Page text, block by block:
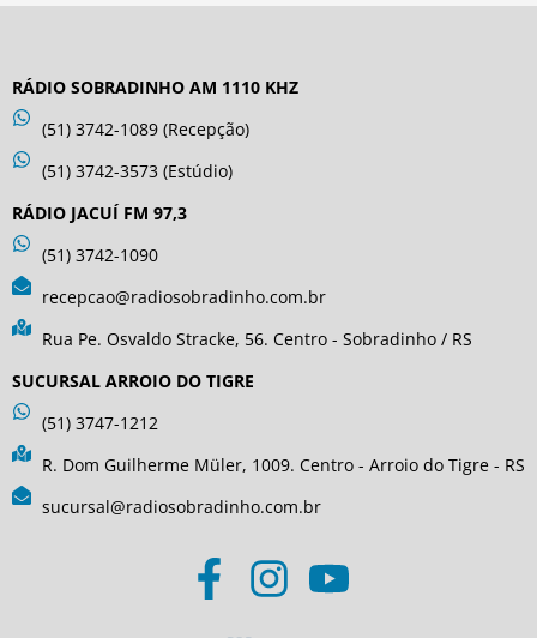
RÁDIO SOBRADINHO AM 1110 KHZ
(51) 3742-1089 (Recepção)
(51) 3742-3573 (Estúdio)
RÁDIO JACUÍ FM 97,3
(51) 3742-1090
recepcao@radiosobradinho.com.br
Rua Pe. Osvaldo Stracke, 56. Centro - Sobradinho / RS
SUCURSAL ARROIO DO TIGRE
(51) 3747-1212
R. Dom Guilherme Müler, 1009. Centro - Arroio do Tigre - RS
sucursal@radiosobradinho.com.br